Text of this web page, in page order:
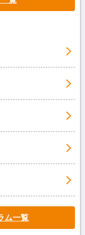
ム一覧